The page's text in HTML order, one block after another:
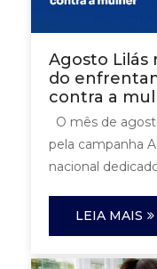
Agosto Lilás
do
contra a
O mês de
pela campanha
nacional
LEIA MAIS